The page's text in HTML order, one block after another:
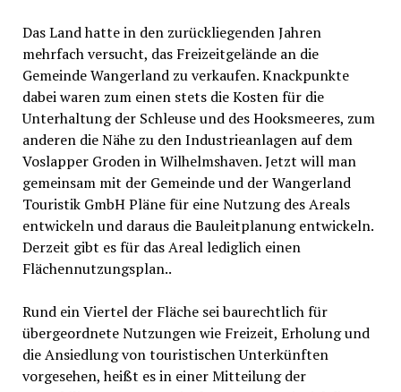
Das Land hatte in den zurückliegenden Jahren
mehrfach versucht, das Freizeitgelände an die
Gemeinde Wangerland zu verkaufen. Knackpunkte
dabei waren zum einen stets die Kosten für die
Unterhaltung der Schleuse und des Hooksmeeres, zum
anderen die Nähe zu den Industrieanlagen auf dem
Voslapper Groden in Wilhelmshaven. Jetzt will man
gemeinsam mit der Gemeinde und der Wangerland
Touristik GmbH Pläne für eine Nutzung des Areals
entwickeln und daraus die Bauleitplanung entwickeln.
Derzeit gibt es für das Areal lediglich einen
Flächennutzungsplan..
Rund ein Viertel der Fläche sei baurechtlich für
übergeordnete Nutzungen wie Freizeit, Erholung und
die Ansiedlung von touristischen Unterkünften
vorgesehen, heißt es in einer Mitteilung der